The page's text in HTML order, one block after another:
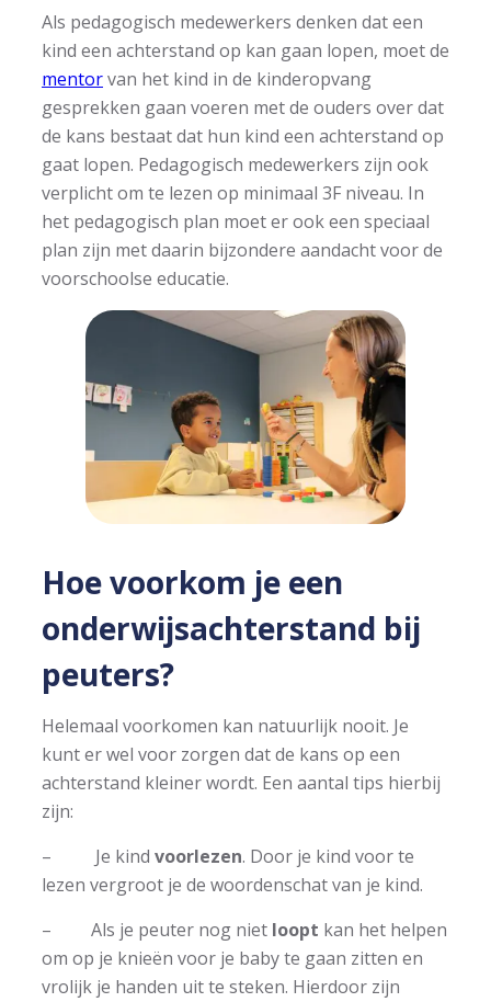
Als pedagogisch medewerkers denken dat een
kind een achterstand op kan gaan lopen, moet de
mentorvan het kind in de kinderopvang
gesprekken gaan voeren met de ouders over dat
de kans bestaat dat hun kind een achterstand op
gaat lopen. Pedagogisch medewerkers zijn ook
verplicht om te lezen op minimaal 3F niveau. In
het pedagogisch plan moet er ook een speciaal
plan zijn met daarin bijzondere aandacht voor de
voorschoolse educatie.
Hoe voorkom je een
onderwijsachterstand bij
peuters?
Helemaal voorkomen kan natuurlijk nooit. Je
kunt er wel voor zorgen dat de kans op een
achterstand kleiner wordt. Een aantal tips hierbij
zijn:
– Je kind voorlezen. Door je kind voor te
lezen vergroot je de woordenschat van je kind.
– Als je peuter nog niet loopt kan het helpen
om op je knieën voor je baby te gaan zitten en
vrolijk je handen uit te steken. Hierdoor zijn